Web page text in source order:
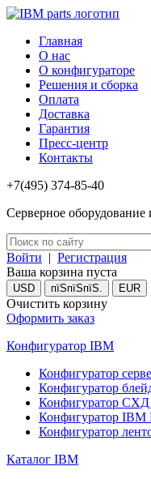
Главная
О нас
О конфигураторе
Решения и сборка
Оплата
Доставка
Гарантия
Пресс-центр
Контакты
+7(495) 374-85-40
Серверное
Войти | Регистрация
Ваша корзина пуста
USD пїЅпїЅпїЅ. EUR
Очистить корзину
Оформить заказ
Конфигуратор IBM
Конфигуратор
Конфигуратор
Конфигуратор
Конфигуратор IBM
Конфигуратор
Каталог IBM